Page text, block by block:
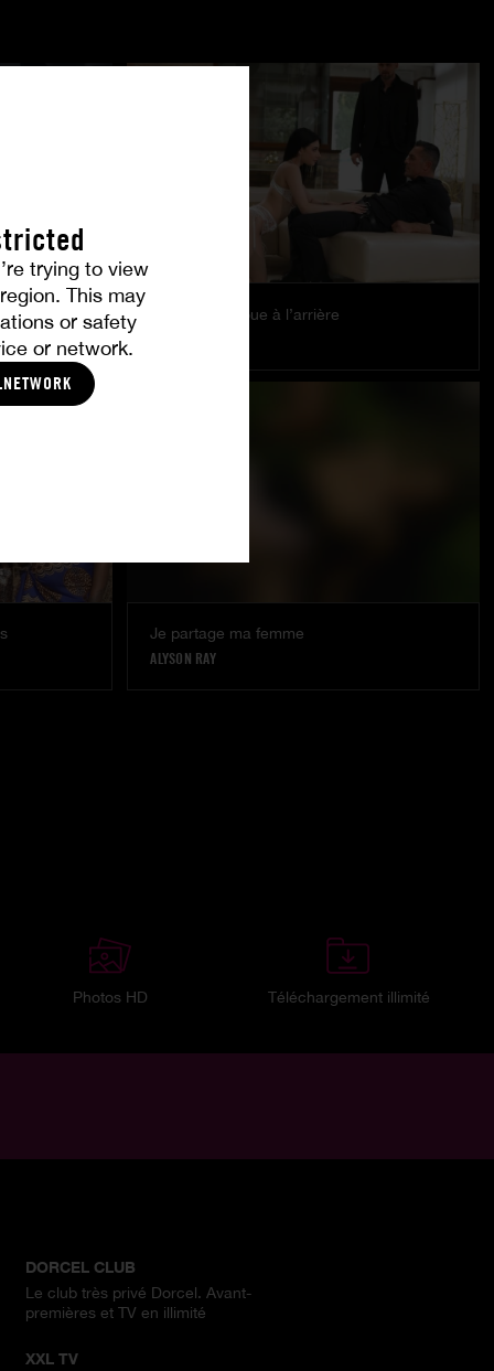
trying to view
This may
or safety
or network.
Le plaisir se joue à l’arrière
Je partage ma femme
ALYSON RAY
Photos HD Téléchargement illimité
DORCEL CLUB
Le club très privé Dorcel. Avant-
premières et TV en illimité
XXL TV